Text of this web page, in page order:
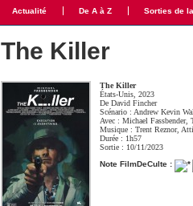
Actualité De A à Z Sorties de
The Killer
The Killer
États-Unis, 2023
DeDavid Fincher
Scénario : Andrew Kevin
Avec :Michael Fassbender,
Musique :Trent Reznor,
Durée : 1h57
Sortie : 10/11/2023
Note FilmDeCulte :